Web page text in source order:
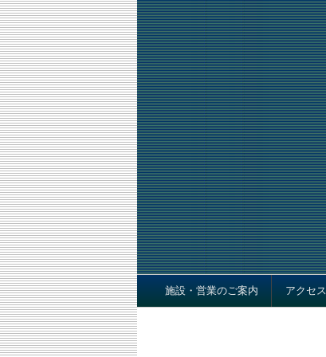
Footer menu
施設・営業のご案内 アクセス